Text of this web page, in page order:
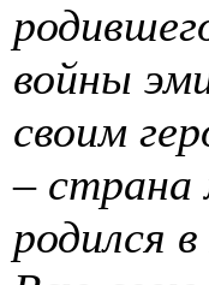
войны
своим
– страна
родился